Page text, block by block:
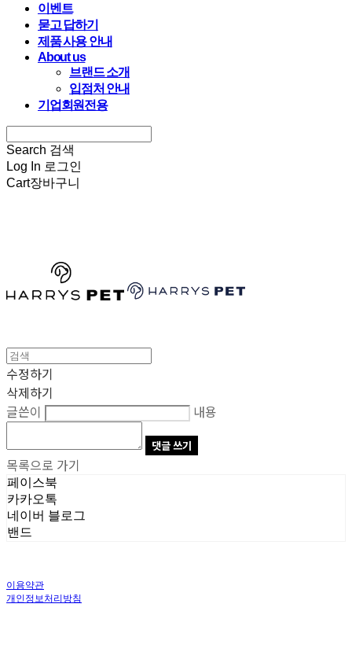
이벤트
묻고 답하기
제품 사용 안내
About us
브랜드 소개
입점처 안내
기업회원전용
Search 검색
Log In 로그인
Cart장바구니
수정하기
삭제하기
글쓴이
내용
댓글 쓰기
목록으로 가기
페이스북
카카오톡
네이버 블로그
밴드
이용약관
개인정보처리방침